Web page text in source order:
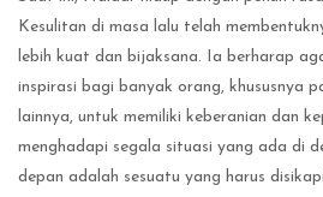
Kesulitan di masa lalu telah
lebih kuat dan bijaksana. Ia berharap
inspirasi bagi banyak orang, khususnya
lainnya, untuk memiliki keberanian dan
menghadapi segala situasi yang ada di
depan adalah sesuatu yang harus